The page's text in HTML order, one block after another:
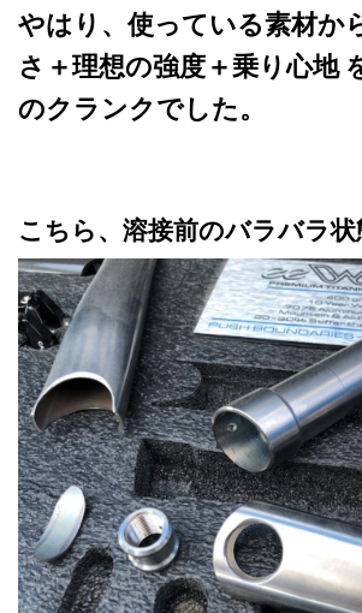
やはり、使っている素材か
さ＋理想の強度＋乗り心地
のクランクでした。
こちら、溶接前のバラバラ状